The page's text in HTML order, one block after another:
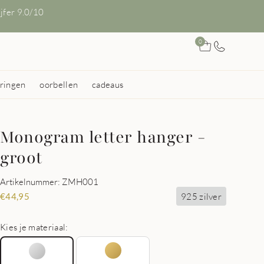
9.0/10
0
ringen oorbellen cadeaus
Monogram letter hanger -
groot
Artikelnummer: ZMH001
€44,95 925 zilver
Kies je materiaal: